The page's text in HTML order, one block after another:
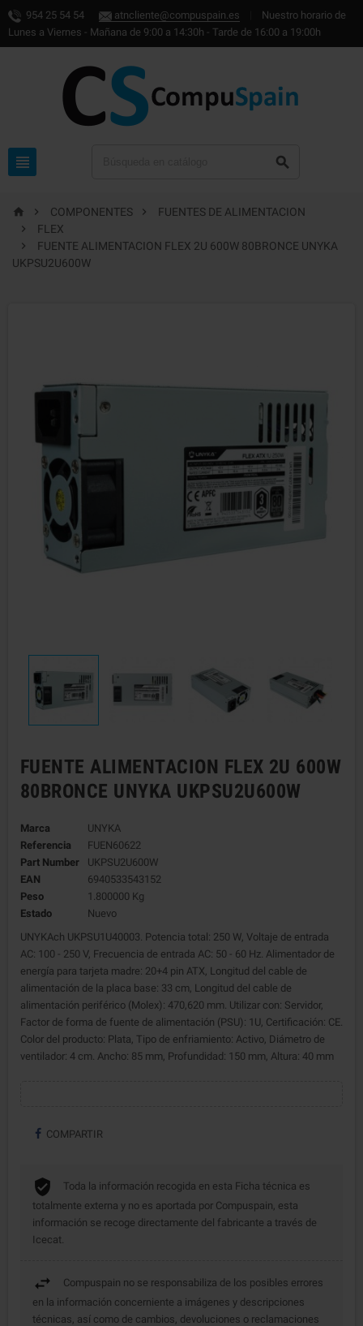
954 25 54 54 atncliente@compuspain.es
Nuestro horario de
Lunes a Viernes - Mañana de 9:00 a 14:30h - Tarde de 16:00 a 19:00h
 
  COMPONENTES 
FUENTES DE ALIMENTACION

FLEX

FUENTE ALIMENTACION FLEX 2U 600W 80BRONCE UNYKA
UKPSU2U600W
FUENTE ALIMENTACION FLEX 2U 600W
80BRONCE UNYKA UKPSU2U600W
Marca
UNYKA
Referencia
FUEN60622
Part Number
UKPSU2U600W
EAN
6940533543152
Peso
1.800000 Kg
Estado
Nuevo
UNYKAch UKPSU1U40003. Potencia total: 250 W, Voltaje de entrada
AC: 100 - 250 V, Frecuencia de entrada AC: 50 - 60 Hz. Alimentador de
energía para tarjeta madre: 20+4 pin ATX, Longitud del cable de
alimentación de la placa base: 33 cm, Longitud del cable de
alimentación periférico (Molex): 470,620 mm. Utilizar con: Servidor,
Factor de forma de fuente de alimentación (PSU): 1U, Certificación: CE.
Color del producto: Plata, Tipo de enfriamiento: Activo, Diámetro de
ventilador: 4 cm. Ancho: 85 mm, Profundidad: 150 mm, Altura: 40 mm
COMPARTIR
Toda la información recogida en esta Ficha técnica es
totalmente externa y no es aportada por Compuspain, esta
información se recoge directamente del fabricante a través de
Icecat.
Compuspain no se responsabiliza de los posibles errores
en la información concerniente a imágenes y descripciones
técnicas, así como de cambios, devoluciones o reclamaciones